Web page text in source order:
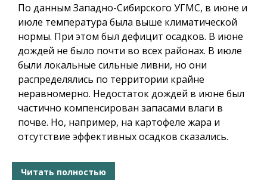
По данным Западно-Сибирского УГМС, в июне и
июле температура была выше климатической
нормы. При этом был дефицит осадков. В июне
дождей не было почти во всех районах. В июле
были локальные сильные ливни, но они
распределялись по территории крайне
неравномерно. Недостаток дождей в июне был
частично компенсирован запасами влаги в
почве. Но, например, на картофеле жара и
отсутствие эффективных осадков сказались.
Читать полностью